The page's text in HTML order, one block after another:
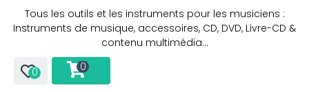
Tous les outils et les instruments pour les musiciens :
Instruments de musique, accessoires, CD, DVD, Livre-CD &
contenu multimédia…
0 0